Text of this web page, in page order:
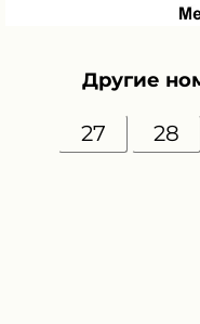
Другие
27 28